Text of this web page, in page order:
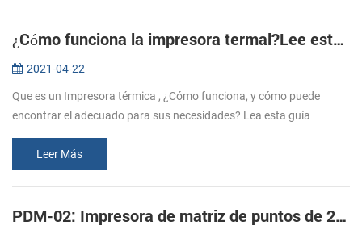
¿Cómo funciona la impresora termal?Lee esta guía para aprenderlo.
2021-04-22
Que es un Impresora térmica , ¿Cómo funciona, y cómo puede
encontrar el adecuado para sus necesidades? Lea esta guía
refiere al recubrim...
Leer Más
PDM-02: Impresora de matriz de puntos de 2 '' inalámbrica!